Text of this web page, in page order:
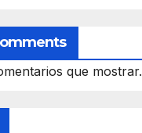
que mostrar.